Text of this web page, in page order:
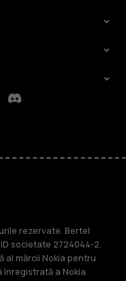
Discord
rezervate. Bertel
societate 2724044-2.
al mărcii Nokia pentru
înregistrată a Nokia